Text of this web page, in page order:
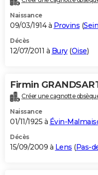
Naissance
09/03/1914 à Provins (
Décès
12/07/2011 à Bury(Oise)
Firmin
Créer une cagnotte
Naissance
01/11/1925 à Évin-
Décès
15/09/2009 à Lens (Pas-